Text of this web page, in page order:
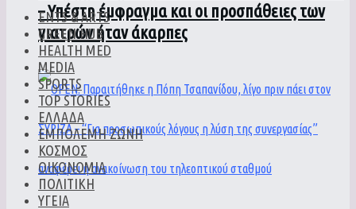
– Υπέστη έμφραγμα και οι προσπάθειες των
γιατρών ήταν άκαρπες
ENTS & ARTS
GREEN HUB
HEALTH MED
MEDIA
SPORTS
TOP STORIES
ΕΛΛΑΔΑ
ΕΜΠΟΛΕΜΗ ΖΩΝΗ
ΚΟΣΜΟΣ
ΟΙΚΟΝΟΜΙΑ
ΠΟΛΙΤΙΚΗ
ΥΓΕΙΑ